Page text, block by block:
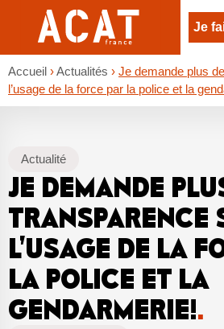
Je
Accueil ›Actualités › Je demande plus
l’usage de la force par la police et la
Actualité
JE DEMANDE
TRANSPARENCE
L’USAGE DE LA
LA POLICE ET LA
GENDARMERIE!.